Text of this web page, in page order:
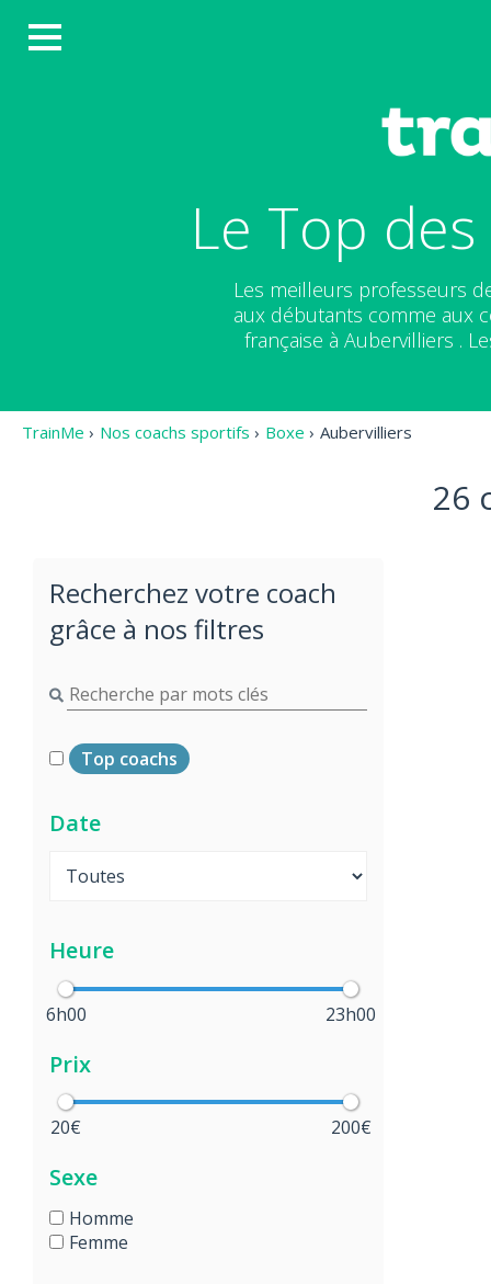
Le Top
Les meilleurs professeurs
aux débutants comme aux
française à Aubervilliers .
TrainMe › Nos coachs sportifs › Boxe › Aubervilliers
Recherchez votre coach
grâce à nos filtres
Top coachs
Date
Heure
6h00 23h00
Prix
20€ 200€
Sexe
Homme
Femme
26